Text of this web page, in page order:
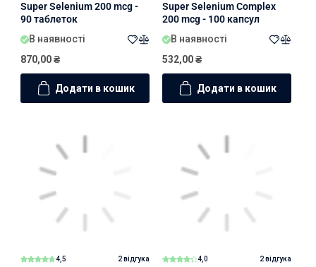
Super Selenium 200 mcg -
90 таблеток
В наявності
870,00₴
Додати в кошик
Super Selenium Complex
200 mcg - 100 капсул
В наявності
532,00₴
Додати в кошик
4,5
2 відгука
4,0
2 відгука